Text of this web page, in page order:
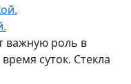
важную роль в
суток. Стекла